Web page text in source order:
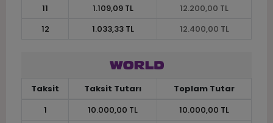
11
1.109,09 TL
12.200,00 TL
12
1.033,33 TL 12.400,00 TL
Taksit Taksit Tutarı
Toplam Tutar
1
10.000,00 TL
10.000,00 TL